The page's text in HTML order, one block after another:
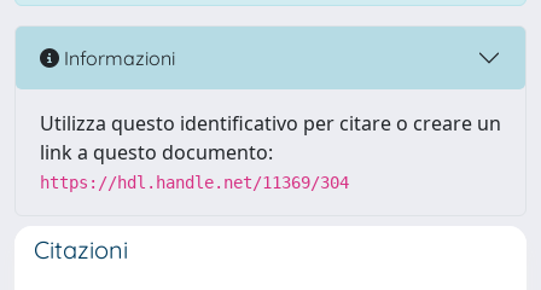
Informazioni
Utilizza questo identificativo per citare o creare un
link a questo documento:
https://hdl.handle.net/11369/304
Citazioni